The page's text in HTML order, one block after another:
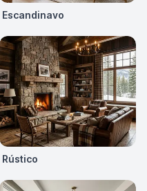
Escandinavo
Rústico